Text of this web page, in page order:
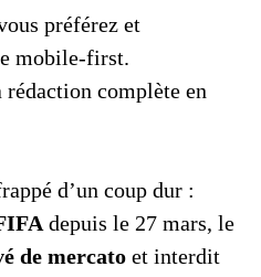
préférez et
mobile-first.
complète en
d’un coup dur :
depuis le 27 mars, le
de mercato et interdit